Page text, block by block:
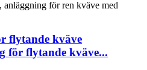
flytande kväve
för flytande kväve...